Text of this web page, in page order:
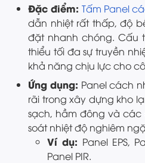
Đặc điểm:Tấm Panel
dẫn nhiệt rất thấp, độ
đặt nhanh chóng. Cấu
thiểu tối đa sự truyền
khả năng chịu lực cho
Ứng dụng: Panel cách
rãi trong xây dựng kho
sạch, hầm đông và các
soát nhiệt độ nghiêm
Ví dụ: Panel EPS,
Panel PIR.